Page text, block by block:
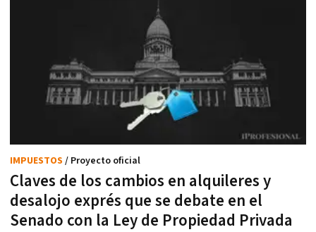
Claves de los cambios en alquileres y
desalojo exprés que se debate en el
Senado con la Ley de Propiedad Privada
IMPUESTOS / Proyecto oficial